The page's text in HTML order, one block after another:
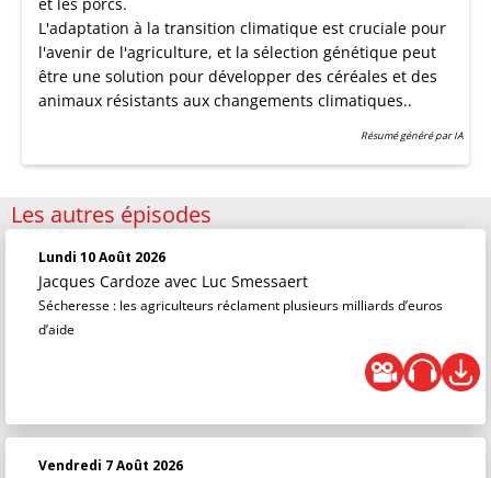
et les porcs.
L'adaptation à la transition climatique est cruciale pour
l'avenir de l'agriculture, et la sélection génétique peut
être une solution pour développer des céréales et des
animaux résistants aux changements climatiques..
Résumé généré par IA
Les autres épisodes
Lundi 10 Août 2026
Jacques Cardoze avec Luc Smessaert
Sécheresse : les agriculteurs réclament plusieurs milliards d’euros
d’aide
Vendredi 7 Août 2026